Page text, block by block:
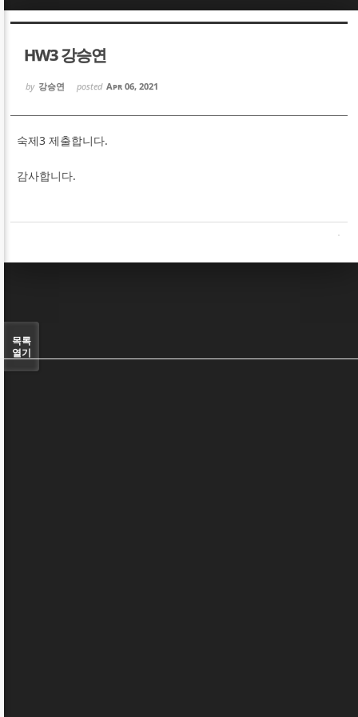
HW3 강승연
by 강승연 posted Apr 06, 2021
숙제3 제출합니다.
감사합니다.
목록
열기
Sketchbook5, 스케치북5
Sketchbook5, 스케치북5
Sketchbook5, 스케치북5
Sketchbook5, 스케치북5